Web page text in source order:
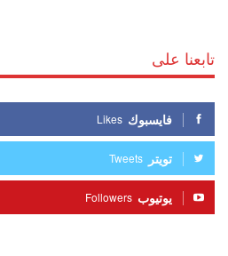
تابعنا على
فايسبوك Likes
تويتر Tweets
يوتيوب Followers